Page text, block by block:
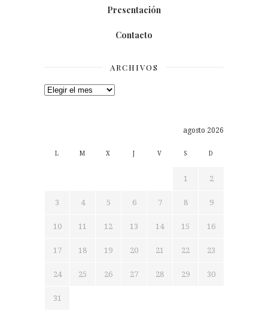
Presentación
Contacto
ARCHIVOS
Archivos
agosto 2026
L M X J V S D
1 2
3 4 5 6 7 8 9
10 11 12 13 14 15 16
17 18 19 20 21 22 23
24 25 26 27 28 29 30
31